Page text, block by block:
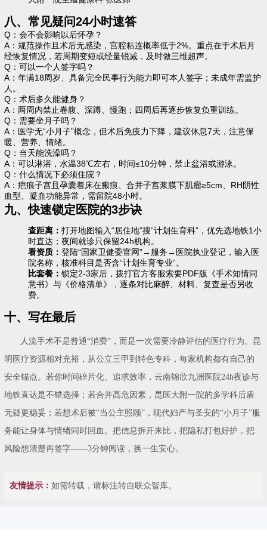
八、常见疑问24小时速答
Q：会不会影响以后怀孕？
A：规范操作且术后无感染，宫腔粘连概率低于2%。重点在于术后月
经恢复情况，若周期变短或经量锐减，及时做三维超声。
Q：可以一个人签字吗？
A：年满18周岁、具备完全民事行为能力即可本人签字；未成年需监护
人。
Q：术后多久能健身？
A：两周内禁止卷腹、深蹲、慢跑；四周后再逐步恢复负重训练。
Q：需要坐月子吗？
A：医学无“小月子”概念，但术后免疫力下降，建议休息7天，注意保
暖、营养、情绪。
Q：当天能洗澡吗？
A：可以淋浴，水温38℃左右，时间≤10分钟，禁止盆浴或游泳。
Q：什么情况下必须住院？
A：疤痕子宫且孕囊着床在瘢痕、合并子宫浆膜下肌瘤≥5cm、RH阴性
血型、凝血功能异常，需留院48小时。
九、快速锁定医院的3步诀
查距离：打开地图输入“居住地”搜“计划生育科”，优先选地铁1小
时直达；夜间就诊只保留24h机构。
看资质：登陆“国家卫健委官网”→服务→医院执业登记，输入医
院名称，核准科目是否含“计划生育专业”。
比套餐：锁定2-3家后，拨打官方客服索要PDF版《手术知情同
意书》与《价格清单》，逐条对比麻醉、材料、复查是否另收
费。
十、写在最后
人流手术不是普通“消费”，而是一次需要冷静评估的医疗行为。昆
明医疗资源相对充裕，从公立三甲到特色专科，每家机构都有自己的
安全锚点。若你时间碎片化、追求效率，云南锦欣九洲医院24h夜诊与
地铁直达是不错选择；若合并高危因素，昆医大附一院的多学科后盾
无疑更稳妥；若想术后被“当公主照顾”，现代妇产与圣安的“小月子”服
务能让身体与情绪同时回血。把信息拆开来比，把隐私打包好护，把
风险想清楚再签字——3分钟阅读，换一生安心。
友情提示： 如需转载，请标注转自联众智库。